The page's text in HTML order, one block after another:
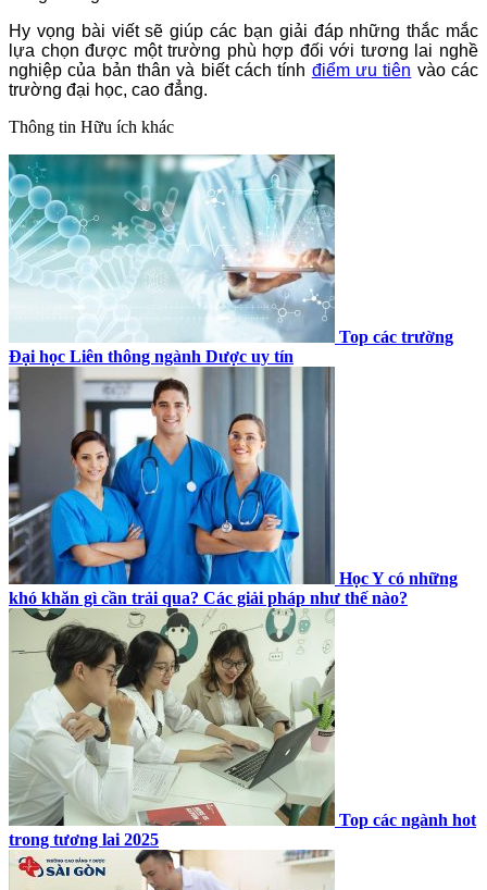
Hy vọng bài viết sẽ giúp các bạn giải đáp những thắc mắc
lựa chọn được một trường phù hợp đối với tương lai nghề
nghiệp của bản thân và biết cách tính điểm ưu tiên vào các
trường đại học, cao đẳng.
Thông tin Hữu ích khác
Top các trường
Đại học Liên thông ngành Dược uy tín
Học Y có những
khó khăn gì cần trải qua? Các giải pháp như thế nào?
Top các ngành hot
trong tương lai 2025